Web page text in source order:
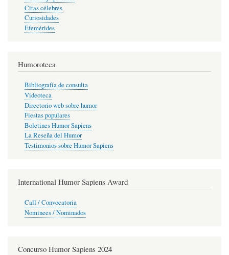
Citas célebres
Curiosidades
Efemérides
Humoroteca
Bibliografía de consulta
Videoteca
Directorio web sobre humor
Fiestas populares
Boletines Humor Sapiens
La Reseña del Humor
Testimonios sobre Humor Sapiens
International Humor Sapiens Award
Call / Convocatoria
Nominees / Nominados
Concurso Humor Sapiens 2024